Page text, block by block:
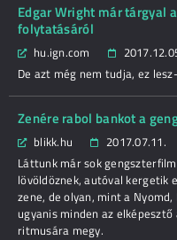
Edgar Wright már tárgyal
folytatásáról
hu.ign.com
De azt még nem tudja, ez
Zenére rabol bankot a
blikk.hu
2017.07.11.
Láttunk már sok
lövöldöznek, autóval kergetik
zene, de olyan, mint a
ugyanis minden az
ritmusára megy.